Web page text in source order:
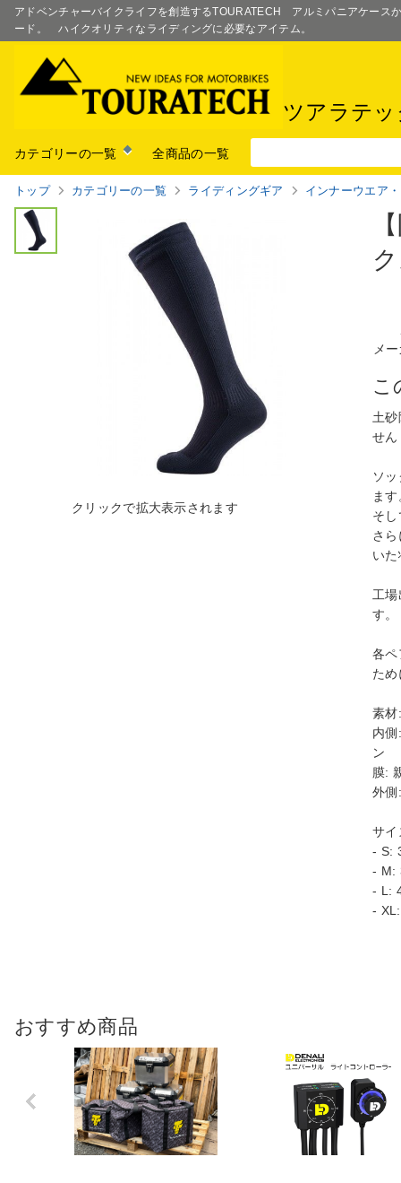
アドベンチャーバイクライフを創造するTOURATECH アルミパニアケース
ード。 ハイクオリティなライディングに必要なアイテム。
ツアラテ
カテゴリーの一覧 全商品の一覧
トップ カテゴリーの一覧 ライディングギア インナーウエア
メ
こ
土
せん
ソ
ま
そ
さ
い
工
す。
各ペ
た
素材:
内
ン
膜:
外側
サイ
- S:
- M:
- L:
-
おすすめ商品
Previo
us